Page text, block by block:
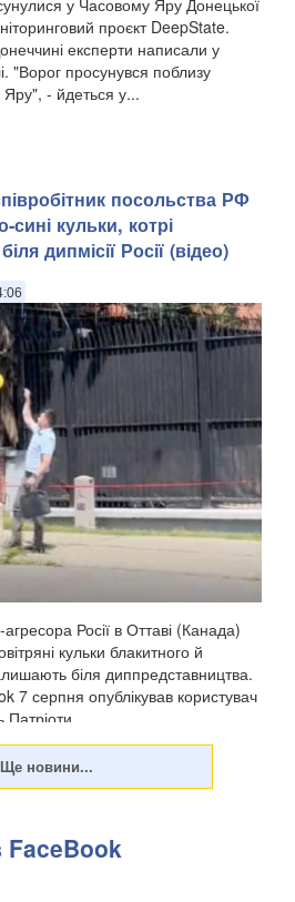
у Часовому Яру Донецької
проєкт DeepState.
експерти написали у
"Ворог просунувся поблизу
Яру", - йдеться у...
посольства РФ
кульки, котрі
дипмісії Росії (відео)
Росії в Оттаві (Канада)
кульки блакитного й
біля диппредставництва.
7 серпня опублікував користувач
...
FaceBook